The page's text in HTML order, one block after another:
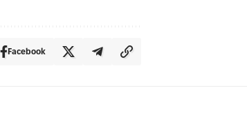
Facebook